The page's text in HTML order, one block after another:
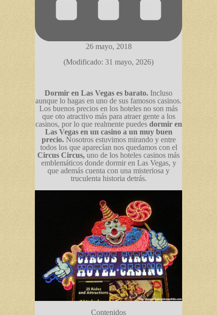
26 mayo, 2018
(Modificado: 31 mayo, 2026)
Dormir en Las Vegas es barato. Incluso
aunque lo hagas en uno de sus famosos casinos.
Los buenos precios en los hoteles no son más
que oto atractivo más para atraer gente a los
casinos, por lo que realmente puedes dormir en
Las Vegas en un casino a un muy buen
precio.Nosotros estuvimos mirando y entre
todos los que aparecían nos quedamos con el
Circus Circus, uno de los hoteles casinos más
emblemáticos donde dormir en Las Vegas, y
que además cuenta con una misteriosa y
truculenta historia detrás.
Contenidos